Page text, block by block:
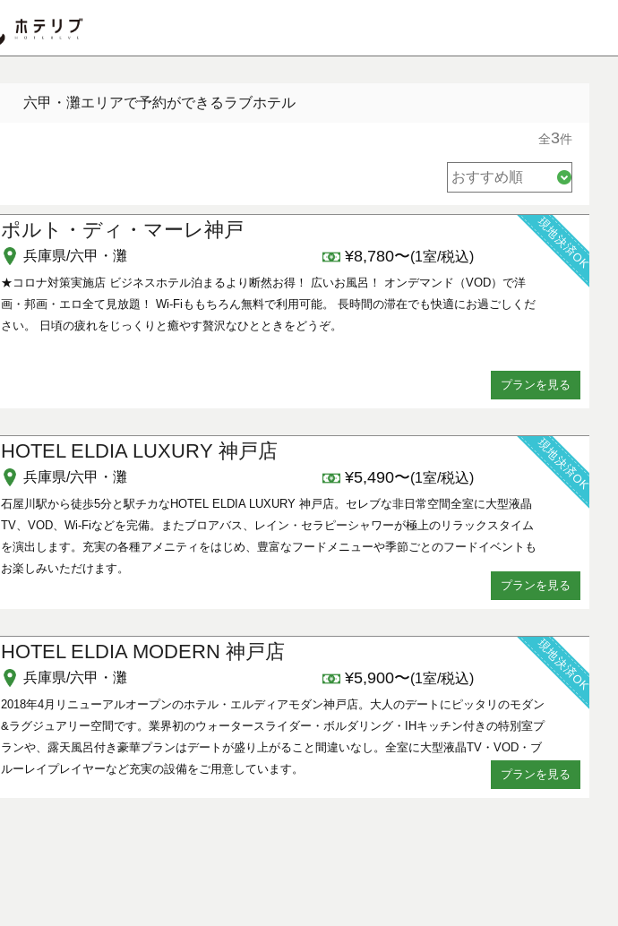
六甲・灘エリアで予約ができるラブホテル
全3件
ポルト・ディ・マーレ神戸
兵庫県/六甲・灘 ¥8,780〜(1室/税込)
★コロナ対策実施店 ビジネスホテル泊まるより断然お得！ 広いお風呂！ オンデマンド（VOD）で洋
画・邦画・エロ全て見放題！ Wi-Fiももちろん無料で利用可能。 長時間の滞在でも快適にお過ごしくだ
さい。 日頃の疲れをじっくりと癒やす贅沢なひとときをどうぞ。
プランを見る
現地決済OK
HOTEL ELDIA LUXURY 神戸店
兵庫県/六甲・灘 ¥5,490〜(1室/税込)
石屋川駅から徒歩5分と駅チカなHOTEL ELDIA LUXURY 神戸店。セレブな非日常空間全室に大型液晶
TV、VOD、Wi-Fiなどを完備。またブロアバス、レイン・セラピーシャワーが極上のリラックスタイム
を演出します。充実の各種アメニティをはじめ、豊富なフードメニューや季節ごとのフードイベントも
お楽しみいただけます。
プランを見る
現地決済OK
HOTEL ELDIA MODERN 神戸店
兵庫県/六甲・灘 ¥5,900〜(1室/税込)
2018年4月リニューアルオープンのホテル・エルディアモダン神戸店。大人のデートにピッタリのモダン
&ラグジュアリー空間です。業界初のウォータースライダー・ボルダリング・IHキッチン付きの特別室プ
ランや、露天風呂付き豪華プランはデートが盛り上がること間違いなし。全室に大型液晶TV・VOD・ブ
ルーレイプレイヤーなど充実の設備をご用意しています。
プランを見る
現地決済OK